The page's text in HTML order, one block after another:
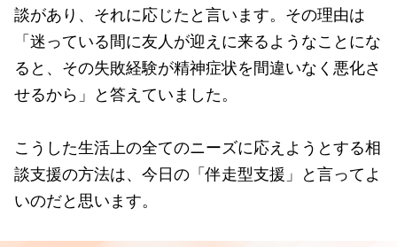
談があり、それに応じたと言います。その理由は
「迷っている間に友人が迎えに来るようなことにな
ると、その失敗経験が精神症状を間違いなく悪化さ
せるから」と答えていました。
こうした生活上の全てのニーズに応えようとする相
談支援の方法は、今日の「伴走型支援」と言ってよ
いのだと思います。